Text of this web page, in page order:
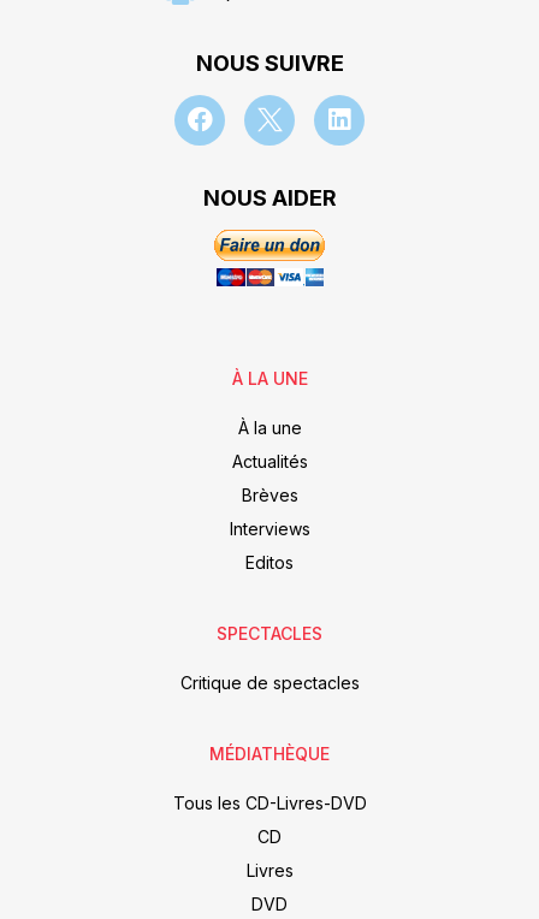
NOUS SUIVRE
NOUS AIDER
À LA UNE
À la une
Actualités
Brèves
Interviews
Editos
SPECTACLES
Critique de spectacles
MÉDIATHÈQUE
Tous les CD-Livres-DVD
CD
Livres
DVD